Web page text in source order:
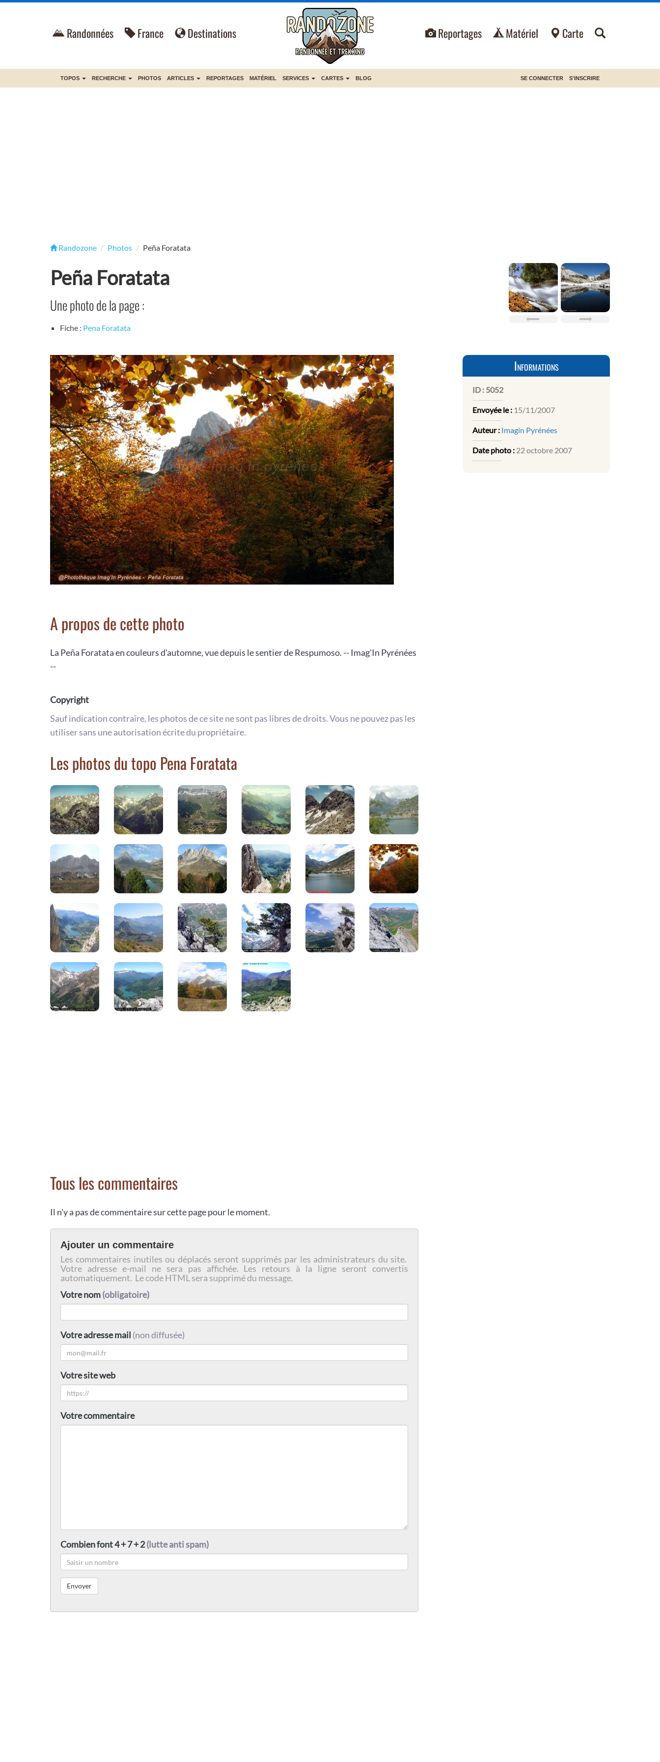
Randonnées France Destinations Reportages Matériel Carte
TOPOS RECHERCHE PHOTOS ARTICLES REPORTAGES MATÉRIEL SERVICES CARTES BLOG SE CONNECTER S'INSCRIRE
Randozone Photos Peña Foratata
Peña Foratata
Une photo de la page :
Fiche : Pena Foratata
A propos de cette photo
La Peña Foratata en couleurs d'automne, vue depuis le sentier de Respumoso. -- Imag'In Pyrénées
--
Copyright
Sauf indication contraire, les photos de ce site ne sont pas libres de droits. Vous ne pouvez pas les
utiliser sans une autorisation écrite du propriétaire.
Les photos du topo Pena Foratata
Tous les commentaires
Il n'y a pas de commentaire sur cette page pour le moment.
Ajouter un commentaire
Les commentaires inutiles ou déplacés seront supprimés par les administrateurs du site.
Votre adresse e-mail ne sera pas affichée. Les retours à la ligne seront convertis
automatiquement. Le code HTML sera supprimé du message.
Votre nom(obligatoire)
Votre adresse mail (non diffusée)
Votre site web
Votre commentaire
Combien font 4 + 7 + 2(lutte anti spam)
Informations
ID : 5052
Envoyée le : 15/11/2007
Auteur : Imagin Pyrénées
Date photo : 22 octobre 2007